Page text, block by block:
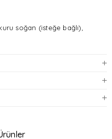
soğan (isteğe bağlı),
hızlıca kahvaltınızı